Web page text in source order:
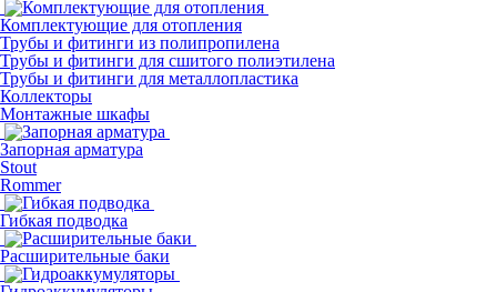
Комплектующие для отопления
Трубы и фитинги из полипропилена
Трубы и фитинги для сшитого полиэтилена
Трубы и фитинги для металлопластика
Коллекторы
Монтажные шкафы
Запорная арматура
Stout
Rommer
Гибкая подводка
Расширительные баки